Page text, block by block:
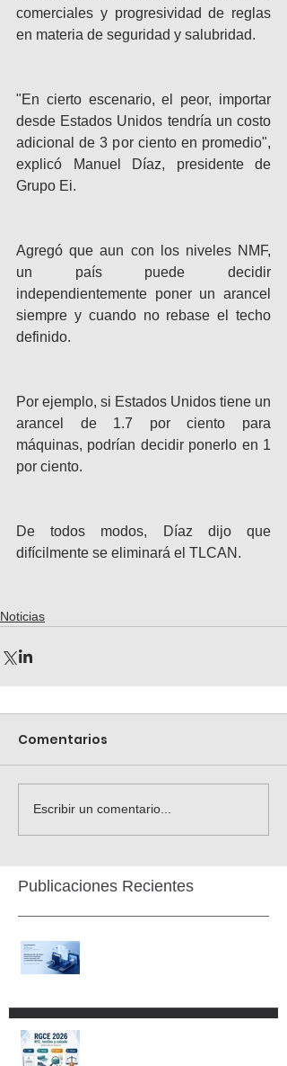
comerciales y progresividad de reglas
en materia de seguridad y salubridad.
"En cierto escenario, el peor, importar
desde Estados Unidos tendría un costo
adicional de 3 por ciento en promedio",
explicó Manuel Díaz, presidente de
Grupo Ei.
Agregó que aun con los niveles NMF,
un país puede decidir
independientemente poner un arancel
siempre y cuando no rebase el techo
definido.
Por ejemplo, si Estados Unidos tiene un
arancel de 1.7 por ciento para
máquinas, podrían decidir ponerlo en 1
por ciento.
De todos modos, Díaz dijo que
difícilmente se eliminará el TLCAN.
Noticias
Comentarios
Escribir un comentario...
Publicaciones Recientes